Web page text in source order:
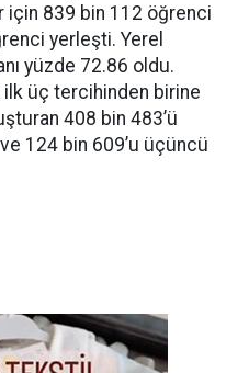
için 839 bin 112 öğrenci
yerleşti. Yerel
yüzde 72.86 oldu.
ilk üç tercihinden birine
408 bin 483’ü
124 bin 609’u üçüncü